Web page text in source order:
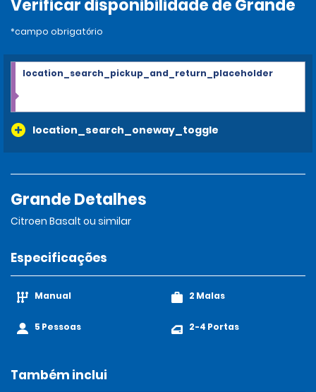
Verificar disponibilidade de Grande
*campo obrigatório
location_search_oneway_toggle
location_search_pickup_and_return_placeholder
Grande Detalhes
Citroen Basalt ou similar
Especificações
Manual
5 Pessoas
2 Malas
2-4 Portas
Também inclui